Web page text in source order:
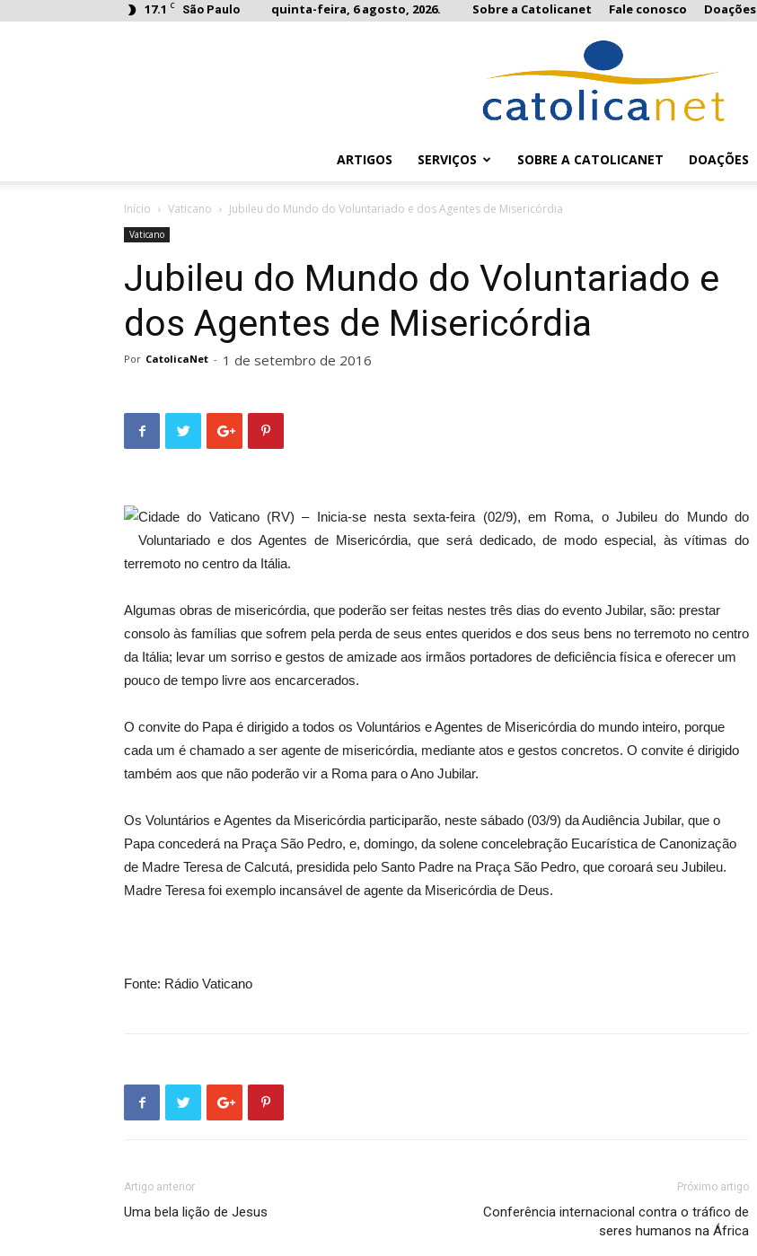
17.1 C São Paulo quinta-feira, 6 agosto, 2026. Sobre a Catolicanet Fale conosco Doações
ARTIGOS SERVIÇOS SOBRE A CATOLICANET DOAÇÕES
Início Vaticano Jubileu do Mundo do Voluntariado e dos Agentes de Misericórdia
Vaticano
Jubileu do Mundo do Voluntariado e
dos Agentes de Misericórdia
Por CatolicaNet - 1 de setembro de 2016
Cidade do Vaticano (RV) – Inicia-se nesta sexta-feira (02/9), em Roma, o Jubileu do Mundo do
Voluntariado e dos Agentes de Misericórdia, que será dedicado, de modo especial, às vítimas do
terremoto no centro da Itália.
Algumas obras de misericórdia, que poderão ser feitas nestes três dias do evento Jubilar, são: prestar
consolo às famílias que sofrem pela perda de seus entes queridos e dos seus bens no terremoto no centro
da Itália; levar um sorriso e gestos de amizade aos irmãos portadores de deficiência física e oferecer um
pouco de tempo livre aos encarcerados.
O convite do Papa é dirigido a todos os Voluntários e Agentes de Misericórdia do mundo inteiro, porque
cada um é chamado a ser agente de misericórdia, mediante atos e gestos concretos. O convite é dirigido
também aos que não poderão vir a Roma para o Ano Jubilar.
Os Voluntários e Agentes da Misericórdia participarão, neste sábado (03/9) da Audiência Jubilar, que o
Papa concederá na Praça São Pedro, e, domingo, da solene concelebração Eucarística de Canonização
de Madre Teresa de Calcutá, presidida pelo Santo Padre na Praça São Pedro, que coroará seu Jubileu.
Madre Teresa foi exemplo incansável de agente da Misericórdia de Deus.
Fonte: Rádio Vaticano
Artigo anterior
Uma bela lição de Jesus
Próximo artigo
Conferência internacional contra o tráfico de
seres humanos na África